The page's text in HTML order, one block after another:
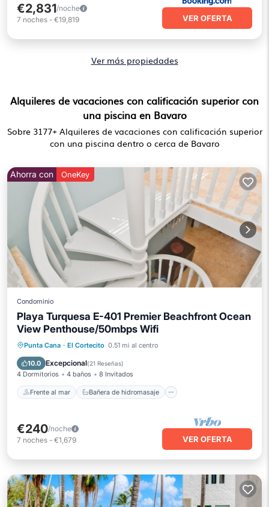
€2,831/noche
7 noches - €19,819 VER OFERTA
Ver más propiedades
Alquileres de vacaciones con calificación superior con
una piscina en Bavaro
Sobre 3177+ Alquileres de vacaciones con calificación superior
con una piscina dentro o cerca de Bavaro
Ahorra con OneKey
Condominio
Playa Turquesa E-401 Premier Beachfront Ocean
View Penthouse/50mbps Wifi
Punta Cana · El Cortecito 0.51 mi al centro
10.0 Excepcional(21 Reseñas)
4 Dormitorios 4 baños 8 Invitados
Frente al mar Bañera de hidromasaje
Frente al mar
Bañera de hidromasaje
Aparcamiento
€240/noche
7 noches - €1,679 VER OFERTA